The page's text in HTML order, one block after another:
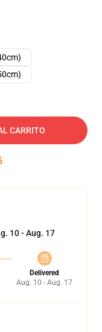
CARRITO
10 - Aug. 17
Delivered
Aug. 10 - Aug. 17